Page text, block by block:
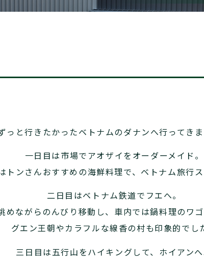
っと行きたかったベトナムのダナンへ行ってきま
一日目は市場でアオザイをオーダーメイド。
トンさんおすすめの海鮮料理で、ベトナム旅行ス
二日目はベトナム鉄道でフエへ。
めながらのんびり移動し、車内では鍋料理のワゴ
グエン王朝やカラフルな線香の村も印象的でし
三日目は五行山をハイキングして、ホイアンへ